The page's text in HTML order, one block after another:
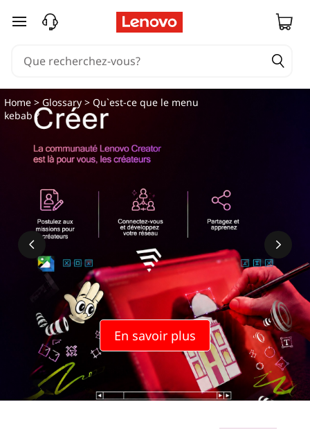
passer au contenu principal
En savoir plus
Home >Glossary > Qu`est-ce que le menu
kebab ?